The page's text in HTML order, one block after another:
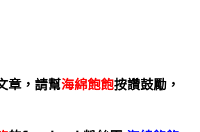
章，請幫海綿飽飽按讚鼓勵，